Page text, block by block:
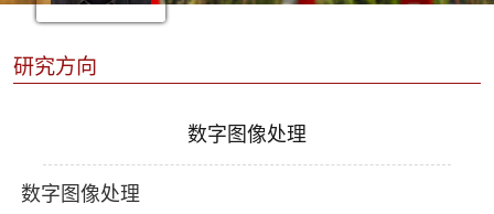
研究方向
数字图像处理
数字图像处理